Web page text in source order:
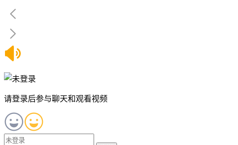
请登录后参与聊天和观看视频